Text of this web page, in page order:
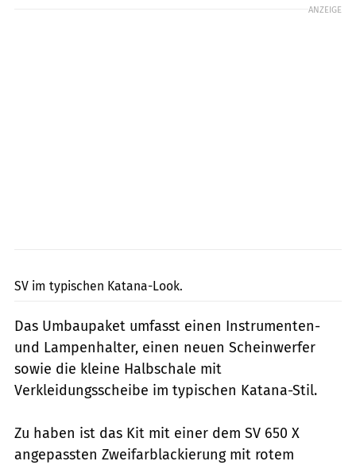
ANZEIGE
SV im typischen Katana-Look.
Das Umbaupaket umfasst einen Instrumenten-
und Lampenhalter, einen neuen Scheinwerfer
sowie die kleine Halbschale mit
Verkleidungsscheibe im typischen Katana-Stil.
Zu haben ist das Kit mit einer dem SV 650 X
angepassten Zweifarblackierung mit rotem